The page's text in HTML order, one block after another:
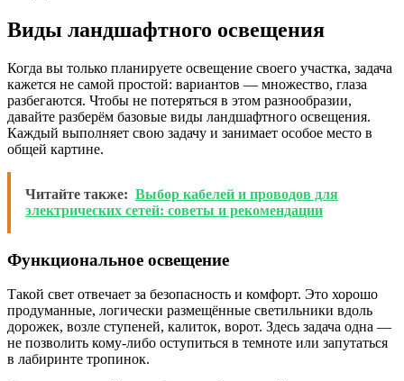
Виды ландшафтного освещения
Когда вы только планируете освещение своего участка, задача
кажется не самой простой: вариантов — множество, глаза
разбегаются. Чтобы не потеряться в этом разнообразии,
давайте разберём базовые виды ландшафтного освещения.
Каждый выполняет свою задачу и занимает особое место в
общей картине.
Читайте также: Выбор кабелей и проводов для
электрических сетей: советы и рекомендации
Функциональное освещение
Такой свет отвечает за безопасность и комфорт. Это хорошо
продуманные, логически размещённые светильники вдоль
дорожек, возле ступеней, калиток, ворот. Здесь задача одна —
не позволить кому-либо оступиться в темноте или запутаться
в лабиринте тропинок.